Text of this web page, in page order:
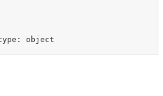
object